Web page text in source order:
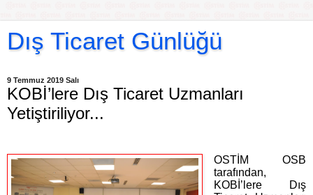
Dış Ticaret Günlüğü
9 Temmuz 2019 Salı
KOBİ’lere Dış Ticaret Uzmanları
Yetiştiriliyor...
OSTİM OSB
tarafından,
KOBİ’lere Dış